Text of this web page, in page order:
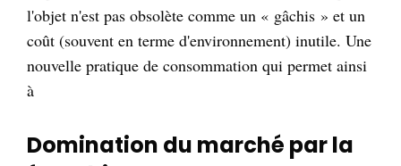
l'objet n'est pas obsolète comme un « gâchis » et un
coût (souvent en terme d'environnement) inutile. Une
nouvelle pratique de consommation qui permet ainsi
à
Domination du marché par la